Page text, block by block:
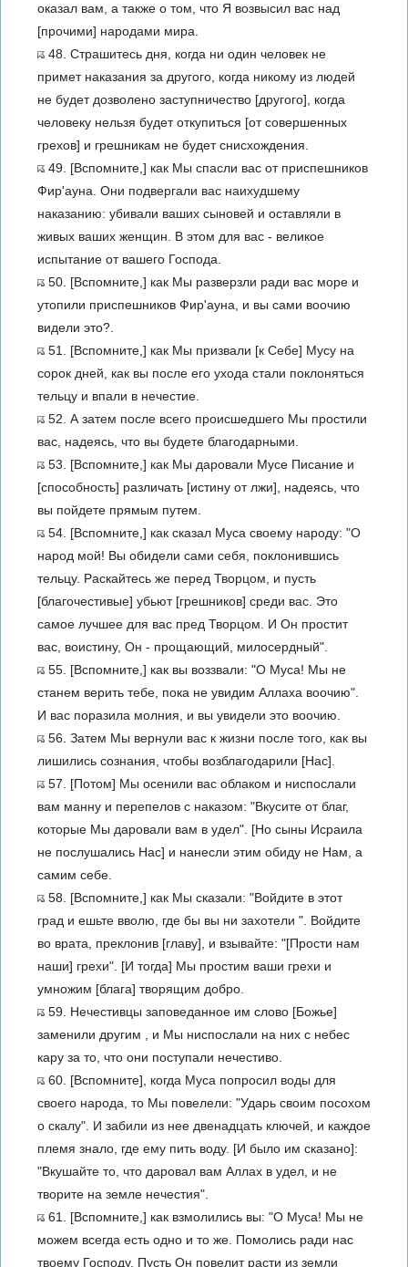
оказал вам, а также о том, что Я возвысил вас над
[прочими] народами мира.
48. Страшитесь дня, когда ни один человек не
примет наказания за другого, когда никому из людей
не будет дозволено заступничество [другого], когда
человеку нельзя будет откупиться [от совершенных
грехов] и грешникам не будет снисхождения.
49. [Вспомните,] как Мы спасли вас от приспешников
Фир'ауна. Они подвергали вас наихудшему
наказанию: убивали ваших сыновей и оставляли в
живых ваших женщин. В этом для вас - великое
испытание от вашего Господа.
50. [Вспомните,] как Мы разверзли ради вас море и
утопили приспешников Фир'ауна, и вы сами воочию
видели это?.
51. [Вспомните,] как Мы призвали [к Себе] Мусу на
сорок дней, как вы после его ухода стали поклоняться
тельцу и впали в нечестие.
52. А затем после всего происшедшего Мы простили
вас, надеясь, что вы будете благодарными.
53. [Вспомните,] как Мы даровали Мусе Писание и
[способность] различать [истину от лжи], надеясь, что
вы пойдете прямым путем.
54. [Вспомните,] как сказал Муса своему народу: "О
народ мой! Вы обидели сами себя, поклонившись
тельцу. Раскайтесь же перед Творцом, и пусть
[благочестивые] убьют [грешников] среди вас. Это
самое лучшее для вас пред Творцом. И Он простит
вас, воистину, Он - прощающий, милосердный".
55. [Вспомните,] как вы воззвали: "О Муса! Мы не
станем верить тебе, пока не увидим Аллаха воочию".
И вас поразила молния, и вы увидели это воочию.
56. Затем Мы вернули вас к жизни после того, как вы
лишились сознания, чтобы возблагодарили [Нас].
57. [Потом] Мы осенили вас облаком и ниспослали
вам манну и перепелов с наказом: "Вкусите от благ,
которые Мы даровали вам в удел". [Но сыны Исраила
не послушались Нас] и нанесли этим обиду не Нам, а
самим себе.
58. [Вспомните,] как Мы сказали: "Войдите в этот
град и ешьте вволю, где бы вы ни захотели ". Войдите
во врата, преклонив [главу], и взывайте: "[Прости нам
наши] грехи". [И тогда] Мы простим ваши грехи и
умножим [блага] творящим добро.
59. Нечестивцы заповеданное им слово [Божье]
заменили другим , и Мы ниспослали на них с небес
кару за то, что они поступали нечестиво.
60. [Вспомните], когда Муса попросил воды для
своего народа, то Мы повелели: "Ударь своим посохом
о скалу". И забили из нее двенадцать ключей, и каждое
племя знало, где ему пить воду. [И было им сказано]:
"Вкушайте то, что даровал вам Аллах в удел, и не
творите на земле нечестия".
61. [Вспомните,] как взмолились вы: "О Муса! Мы не
можем всегда есть одно и то же. Помолись ради нас
твоему Господу. Пусть Он повелит расти из земли